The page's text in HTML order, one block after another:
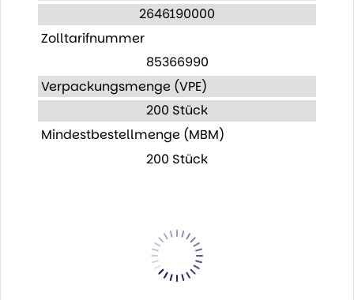
2646190000
Zolltarifnummer
85366990
Verpackungsmenge (VPE)
200 Stück
Mindestbestellmenge (MBM)
200 Stück